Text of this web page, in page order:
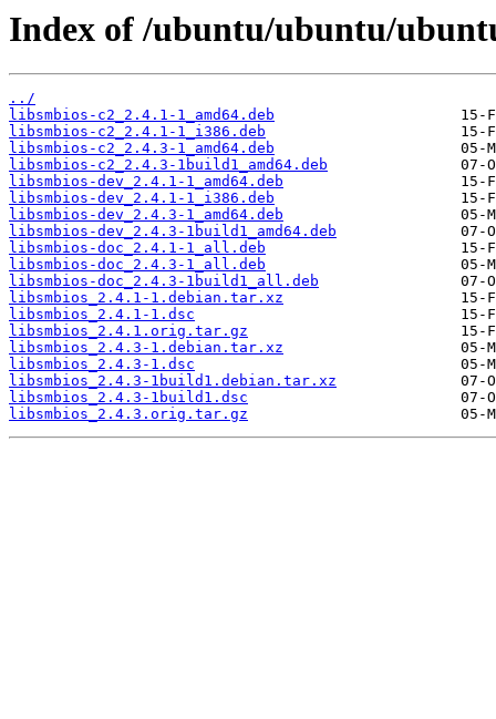
Index of /ubuntu/ubuntu/
../
libsmbios-c2_2.4.1-1_amd64.deb
libsmbios-c2_2.4.1-1_i386.deb
libsmbios-c2_2.4.3-1_amd64.deb
libsmbios-c2_2.4.3-1build1_amd64.deb
libsmbios-dev_2.4.1-1_amd64.deb
libsmbios-dev_2.4.1-1_i386.deb
libsmbios-dev_2.4.3-1_amd64.deb
libsmbios-dev_2.4.3-1build1_amd64.deb
libsmbios-doc_2.4.1-1_all.deb
libsmbios-doc_2.4.3-1_all.deb
libsmbios-doc_2.4.3-1build1_all.deb
libsmbios_2.4.1-1.debian.tar.xz
libsmbios_2.4.1-1.dsc
libsmbios_2.4.1.orig.tar.gz
libsmbios_2.4.3-1.debian.tar.xz
libsmbios_2.4.3-1.dsc
libsmbios_2.4.3-1build1.debian.tar.xz
libsmbios_2.4.3-1build1.dsc
libsmbios_2.4.3.orig.tar.gz